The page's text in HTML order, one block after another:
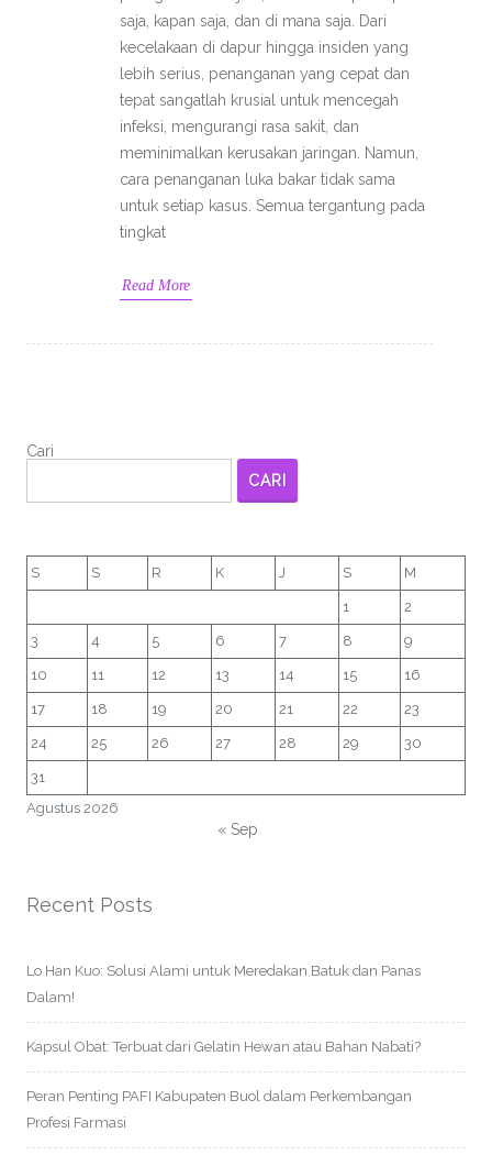
saja, kapan saja, dan di mana saja. Dari
kecelakaan di dapur hingga insiden yang
lebih serius, penanganan yang cepat dan
tepat sangatlah krusial untuk mencegah
infeksi, mengurangi rasa sakit, dan
meminimalkan kerusakan jaringan. Namun,
cara penanganan luka bakar tidak sama
untuk setiap kasus. Semua tergantung pada
tingkat
Read More
Cari
CARI
Agustus 2026
S S R K J S M
1 2
3 4 5 6 7 8 9
10 11 12 13 14 15 16
17 18 19 20 21 22 23
24 25 26 27 28 29 30
31
« Sep
Recent Posts
Lo Han Kuo: Solusi Alami untuk Meredakan Batuk dan Panas
Dalam!
Kapsul Obat: Terbuat dari Gelatin Hewan atau Bahan Nabati?
Peran Penting PAFI Kabupaten Buol dalam Perkembangan
Profesi Farmasi